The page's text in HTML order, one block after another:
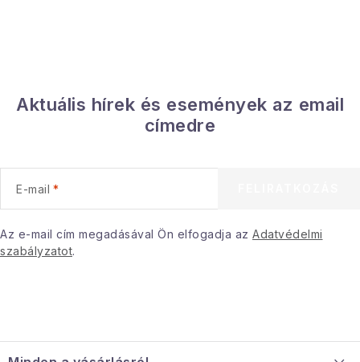
Aktuális hírek és események az email
címedre
E-mail
Az e-mail cím megadásával Ön elfogadja az Adatvédelmi
szabályzatot.
á